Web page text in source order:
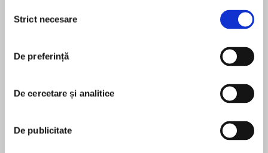
consimțământului
Strict necesare
De preferință
De cercetare și analitice
De publicitate
MISS MALLARD este un faimos detectiv care se
Cel mai recent caz al ei o aduce în Egipt,
misterioase. Într-un tur exotic cu trenul, farsorul
George Ruddy Duck dispare, iar Miss Mallard se
Quacken!
În acest moment nu există recenzii